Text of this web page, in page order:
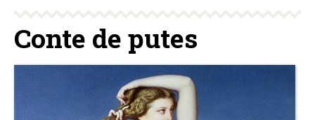
Conte de putes